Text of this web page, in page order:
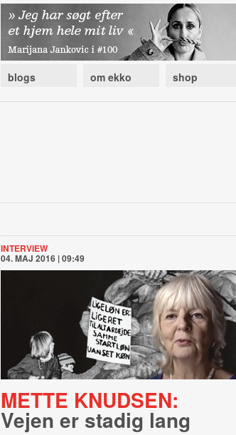
blogs om ekko shop
INTERVIEW
04. MAJ 2016 | 09:49
METTE KNUDSEN:
Vejen er stadig lang